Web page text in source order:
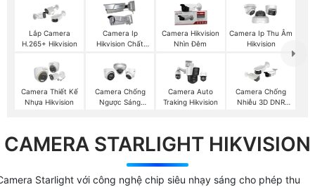
Lắp Camera
H.265+ Hikvision
Camera Ip
Hikvision Chất
Camera Hikvision
Nhìn Đêm
Camera Ip Thu Âm
Hikvision
Camera Thiết Kế
Nhựa Hikvision
Camera Chống
Ngược Sáng
Camera Auto
Traking Hikvision
Camera Chống
Nhiễu 3D DNR
CAMERA STARLIGHT HIKVISION
Starlight với công nghệ chip siêu nhạy sáng cho phép thu